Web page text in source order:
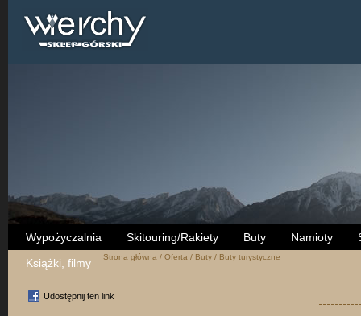
Wypożyczalnia Skitouring/Rakiety Buty Namioty
Książki, filmy
Strona główna / Oferta / Buty / Buty turystyczne
Udostępnij ten link